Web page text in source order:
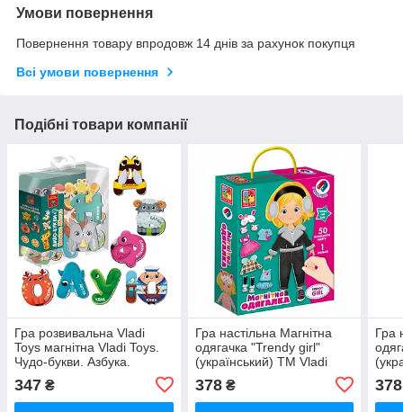
Умови повернення
Повернення товару впродовж 14 днів за рахунок покупця
Всі умови повернення
Подібні товари компанії
Гра розвивальна Vladi
Toys магнітна Vladi Toys.
Чудо-букви. Азбука.
347 ₴
Гра настільна Магнітна
одягачка "Trendy girl"
(український) ТМ Vladi
378₴
Гра
378